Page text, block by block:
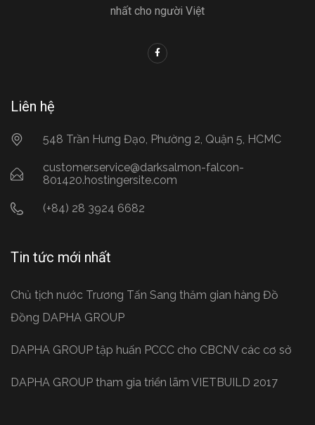
nhất cho người Việt
Liên hệ
548 Trần Hưng Đạo, Phường 2, Quận 5, HCMC
customer.service@darksalmon-falcon-
801420.hostingersite.com
(+84) 28 3924 6682
Tin tức mới nhất
Chủ tịch nước Trương Tấn Sang thăm gian hàng Đồ
Đồng DAPHA GROUP
DAPHA GROUP tập huấn PCCC cho CBCNV các cơ sở
DAPHA GROUP tham gia triển lãm VIETBUILD 2017